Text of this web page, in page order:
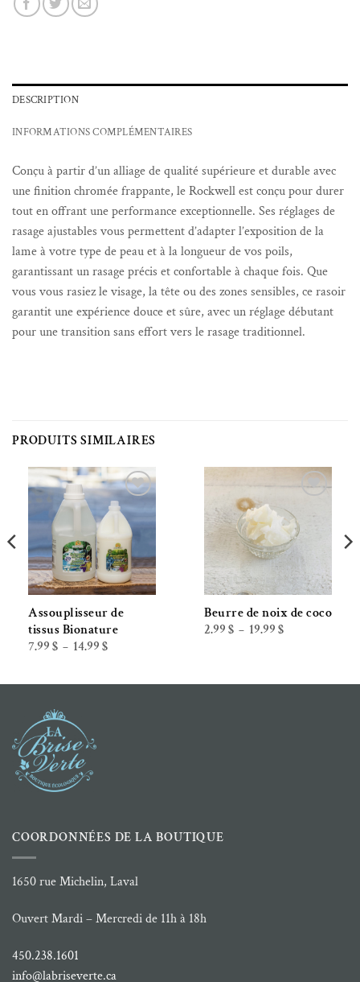
DESCRIPTION
INFORMATIONS COMPLÉMENTAIRES
Conçu à partir d’un alliage de qualité supérieure et durable avec
une finition chromée frappante, le Rockwell est conçu pour durer
tout en offrant une performance exceptionnelle. Ses réglages de
rasage ajustables vous permettent d’adapter l’exposition de la
lame à votre type de peau et à la longueur de vos poils,
garantissant un rasage précis et confortable à chaque fois. Que
vous vous rasiez le visage, la tête ou des zones sensibles, ce rasoir
garantit une expérience douce et sûre, avec un réglage débutant
pour une transition sans effort vers le rasage traditionnel.
PRODUITS SIMILAIRES
Ajouter à la liste de souhaits
Assouplisseur de
tissus Bionature
7.99 $ – 14.99 $Plage
à
Ajouter à la liste de souhaits
Beurre de noix de coco
2.99 $ – 19.99 $Plage
COORDONNÉES DE LA BOUTIQUE
1650 rue Michelin, Laval
Ouvert Mardi – Mercredi de 11h à 18h
450.238.1601
info@labriseverte.ca